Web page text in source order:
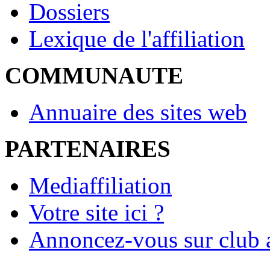
Dossiers
Lexique de l'affiliation
COMMUNAUTE
Annuaire des sites web
PARTENAIRES
Mediaffiliation
Votre site ici ?
Annoncez-vous sur